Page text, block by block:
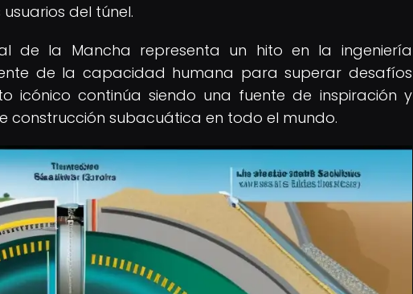
del túnel.
de la Mancha representa un hito en la ingeniería
de la capacidad humana para superar desafíos
icónico continúa siendo una fuente de inspiración y
construcción subacuática en todo el mundo.